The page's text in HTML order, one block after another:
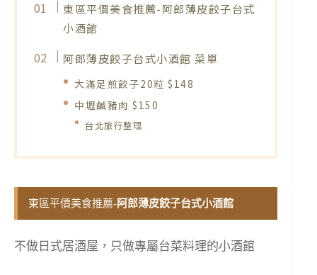
東區平價美食推薦-阿郎薄皮餃子台式
小酒館
阿郎薄皮餃子台式小酒館 菜單
大滿足煎餃子20粒 $148
中壢鹹豬肉 $150
台北旅行整理
東區平價美食推薦-阿郎薄皮餃子台式小酒館
不做日式居酒屋，只做專屬台菜料理的小酒館